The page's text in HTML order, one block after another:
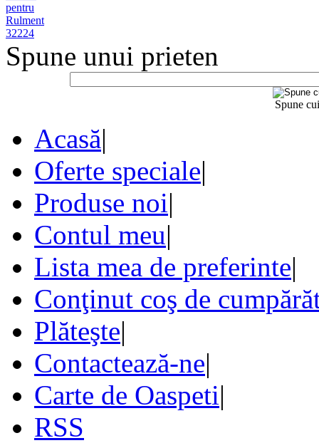
Spune unui prieten
Spune
Acasă|
Oferte speciale|
Produse noi|
Contul meu|
Lista mea de preferinte|
Conţinut coş de
Plăteşte|
Contactează-ne|
Carte de Oaspeti|
RSS